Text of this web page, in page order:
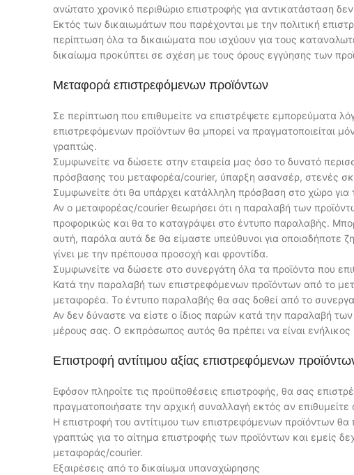
ανώτατο χρονικό περιθώριο επιστροφής για αντικατάσταση
Εκτός των δικαιωμάτων που παρέχονται με την πολιτική
περίπτωση όλα τα δικαιώματα που ισχύουν για τους
δικαίωμα προκύπτει σε σχέση με τους όρους εγγύησης των
Μεταφορά επιστρεφόμενων προϊόντων
Σε περίπτωση που επιθυμείτε να επιστρέψετε εμπορεύματα
επιστρεφόμενων προϊόντων θα μπορεί να πραγματοποιείται
γραπτώς.
Συμφωνείτε να δώσετε στην εταιρεία μας όσο το δυνατό
πρόσβασης του μεταφορέα/courier, ύπαρξη ασανσέρ, στενές
Συμφωνείτε ότι θα υπάρχει κατάλληλη πρόσβαση στο χώρο
Αν ο μεταφορέας/courier θεωρήσει ότι η παραλαβή των
προφορικώς και θα το καταγράψει στο έντυπο παραλαβής.
αυτή, παρόλα αυτά δε θα είμαστε υπεύθυνοι για οποιαδήποτε
γίνει με την πρέπουσα προσοχή και φροντίδα.
Συμφωνείτε να δώσετε στο συνεργάτη όλα τα προϊόντα που
Κατά την παραλαβή των επιστρεφόμενων προϊόντων από το
μεταφορέα. Το έντυπο παραλαβής θα σας δοθεί από το
Αν δεν δύναστε να είστε ο ίδιος παρών κατά την παραλαβή
μέρους σας. Ο εκπρόσωπος αυτός θα πρέπει να είναι
Επιστροφή αντίτιμου αξίας επιστρεφόμενων
Εφόσον πληροίτε τις προϋποθέσεις επιστροφής, θα σας
πραγματοποιήσατε την αρχική συναλλαγή εκτός αν
Η επιστροφή του αντίτιμου των επιστρεφόμενων προϊόντων
γραπτώς για το αίτημα επιστροφής των προϊόντων και εμείς
μεταφοράς/courier.
Εξαιρέσεις από το δικαίωμα υπαναχώρησης